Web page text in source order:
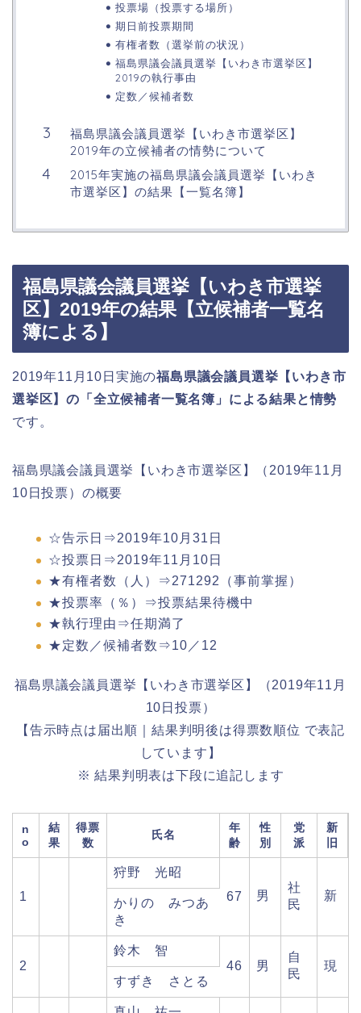
投票場（投票する場所）
期日前投票期間
有権者数（選挙前の状況）
福島県議会議員選挙【いわき市選挙区】
2019の執行事由
定数／候補者数
福島県議会議員選挙【いわき市選挙区】
2019年の立候補者の情勢について
2015年実施の福島県議会議員選挙【いわき
市選挙区】の結果【一覧名簿】
福島県議会議員選挙【いわき市選挙
区】2019年の結果【立候補者一覧名
簿による】
2019年11月10日実施の福島県議会議員選挙【いわき市
選挙区】の「全立候補者一覧名簿」による結果と情勢
です。
福島県議会議員選挙【いわき市選挙区】（2019年11月
10日投票）の概要
☆告示日⇒2019年10月31日
☆投票日⇒2019年11月10日
★有権者数（人）⇒271292（事前掌握）
★投票率（％）⇒投票結果待機中
★執行理由⇒任期満了
★定数／候補者数⇒10／12
福島県議会議員選挙【いわき市選挙区】（2019年11月
10日投票）
【告示時点は届出順｜結果判明後は得票数順位 で表記
しています】
※ 結果判明表は下段に追記します
n
o
結
果
得票
数
氏名
年
齢
性
別
党
派
新
旧
1
狩野 光昭
67
男
社
民
新
かりの みつあ
き
2
鈴木 智
46
男
自
民
現
すずき さとる